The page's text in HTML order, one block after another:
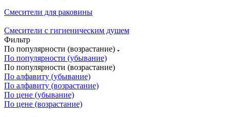
Смесители для раковины
Смесители с гигиеническим душем
Фильтр
По популярности (возрастание)
По популярности (убывание)
По популярности (возрастание)
По алфавиту (убывание)
По алфавиту (возрастание)
По цене (убывание)
По цене (возрастание)